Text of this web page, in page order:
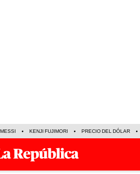
KENJI FUJIMORI PRECIO DEL DÓLAR